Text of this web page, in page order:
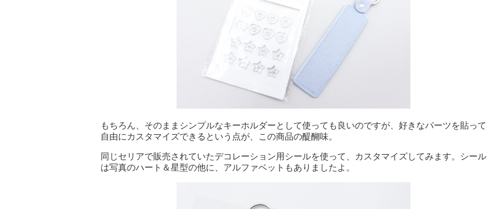
もちろん、そのままシンプルなキーホルダーとして使っても良いのですが、好きなパーツを貼って
自由にカスタマイズできるという点が、この商品の醍醐味。
同じセリアで販売されていたデコレーション用シールを使って、カスタマイズしてみます。シール
は写真のハート＆星型の他に、アルファベットもありましたよ。